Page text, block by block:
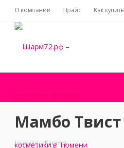
О компании Прайс Как купить
Мамбо Твист
Главная - Каталог